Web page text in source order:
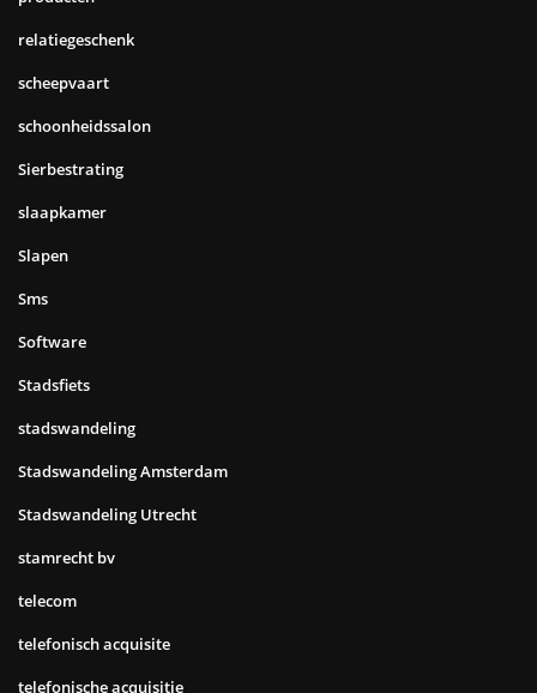
relatiegeschenk
scheepvaart
schoonheidssalon
Sierbestrating
slaapkamer
Slapen
Sms
Software
Stadsfiets
stadswandeling
Stadswandeling Amsterdam
Stadswandeling Utrecht
stamrecht bv
telecom
telefonisch acquisite
telefonische acquisitie